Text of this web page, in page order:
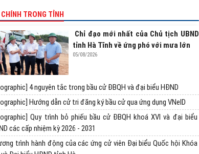
28/7, Đại hội đại biểu toàn quốc Hội Chữ
đỏ Việt Nam lần thứ XII, nhiệm kỳ 2026 -
tổ chức phiên trọng thể, với...
thúc Phiên thứ nhất Đại hội đại biểu toàn quốc Hội Chữ
đỏ Việt Nam lần thứ XII
Việt Xô (Hà Nội) đã diễn ra Phiên thứ nhất
hội đại biểu toàn quốc lần thứ...
tỏa nghĩa cử hiến mô, tạng từ Chương trình “Hành trình
lần thứ V tại Hà Tĩnh
khuôn khổ Chương trình “Hành trình Đỏ”
TRONG TỈNH
Chỉ đạo mới nhất của Chủ tịch UBND
tỉnh Hà Tĩnh về ứng phó với mưa lớn
05/08/2026
4 nguyên tắc trong bầu cử ĐBQH và đại biểu HĐND
Hướng dẫn cử tri đăng ký bầu cử qua ứng dụng VNeID
Quy trình bỏ phiếu bầu cử ĐBQH khoá XVI và đại biểu
các cấp nhiệm kỳ 2026 - 2031
trình hành động của các ứng cử viên Đại biểu Quốc hội Khóa